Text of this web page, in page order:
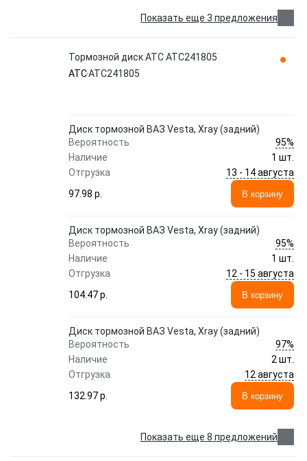
Показать еще 3 предложения
Тормозной диск ATC ATC241805
ATCATC241805
Диск тормозной ВАЗ Vesta, Xray (задний)
Вероятность
95%
Наличие
1 шт.
Отгрузка
13 - 14 августа
97.98 p.
В корзину
Диск тормозной ВАЗ Vesta, Xray (задний)
Вероятность
95%
Наличие
1 шт.
Отгрузка
12 - 15 августа
104.47 p.
В корзину
Диск тормозной ВАЗ Vesta, Xray (задний)
Вероятность
97%
Наличие
2 шт.
Отгрузка
12 августа
132.97 p.
В корзину
Показать еще 8 предложений